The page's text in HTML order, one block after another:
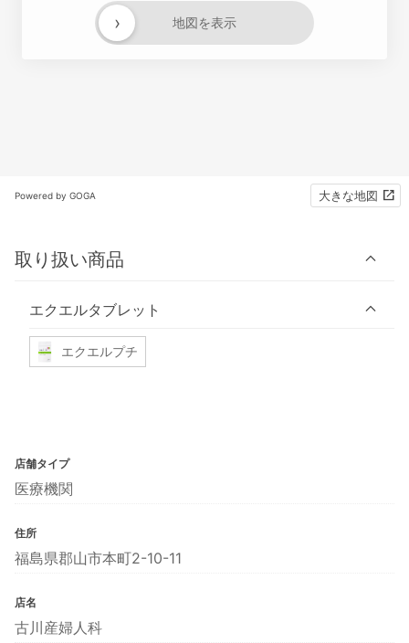
地図を表示
›
Powered by GOGA 大きな地図
取り扱い商品
エクエルタブレット
エクエルプチ
店舗タイプ
医療機関
住所
福島県郡山市本町2-10-11
店名
古川産婦人科